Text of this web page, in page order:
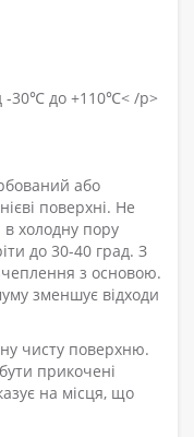
-30℃ до +110℃< /p>
або
поверхні. Не
холодну пору
до 30-40 град. З
з основою.
зменшує відходи
чисту поверхню.
прикочені
на місця, що